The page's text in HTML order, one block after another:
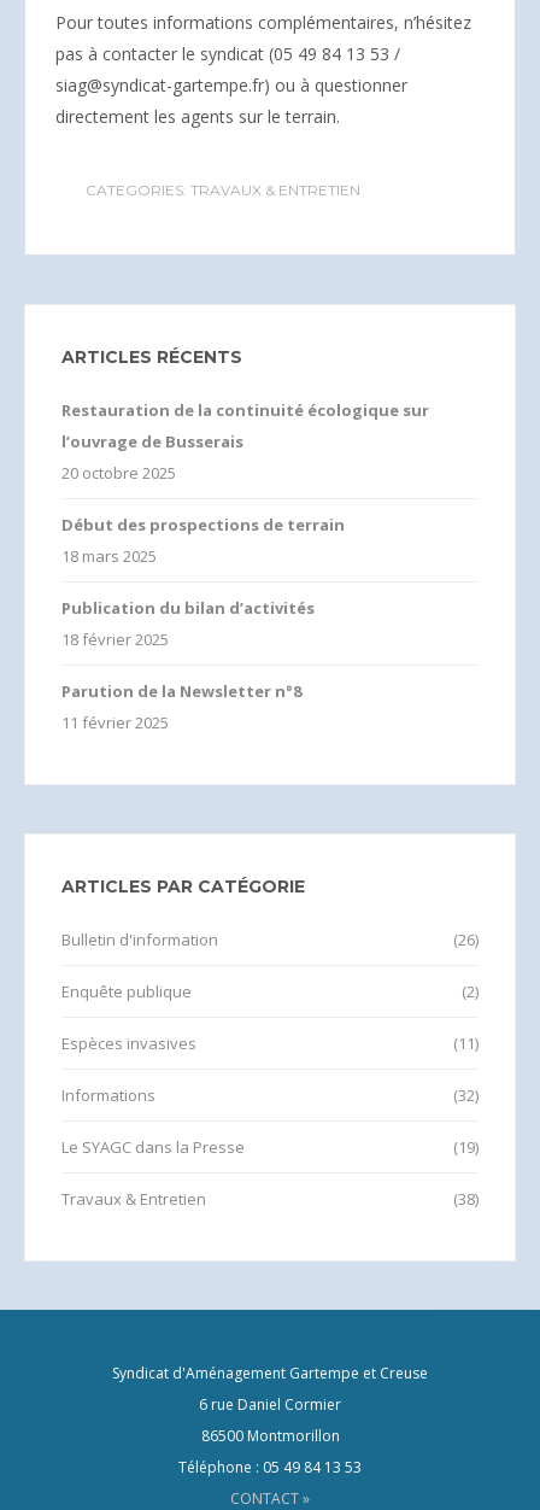
Pour toutes informations complémentaires, n’hésitez
pas à contacter le syndicat (05 49 84 13 53 /
siag@syndicat-gartempe.fr) ou à questionner
directement les agents sur le terrain.
CATEGORIES: TRAVAUX & ENTRETIEN
ARTICLES RÉCENTS
Restauration de la continuité écologique sur
l’ouvrage de Busserais
20 octobre 2025
Début des prospections de terrain
18 mars 2025
Publication du bilan d’activités
18 février 2025
Parution de la Newsletter n°8
11 février 2025
ARTICLES PAR CATÉGORIE
Bulletin d'information (26)
Enquête publique (2)
Espèces invasives (11)
Informations (32)
Le SYAGC dans la Presse (19)
Travaux & Entretien (38)
Syndicat d'Aménagement Gartempe et Creuse
6 rue Daniel Cormier
86500 Montmorillon
Téléphone : 05 49 84 13 53
CONTACT »